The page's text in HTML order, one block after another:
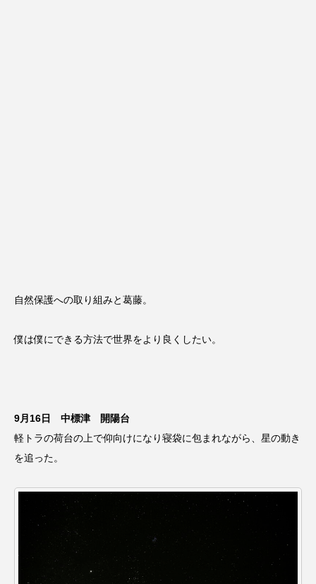
自然保護への取り組みと葛藤。
僕は僕にできる方法で世界をより良くしたい。
9月16日 中標津 開陽台
軽トラの荷台の上で仰向けになり寝袋に包まれながら、星の動き
を追った。